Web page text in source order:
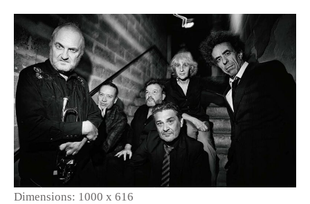
Dimensions: 1000 x 616